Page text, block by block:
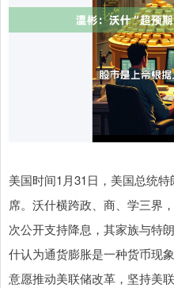
美国时间1月31日，美国总统
席。沃什横跨政、商、学三界
次公开支持降息，其家族与特
什认为通货膨胀是一种货币现
意愿推动美联储改革，坚持美